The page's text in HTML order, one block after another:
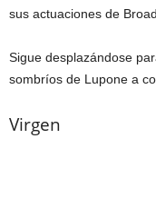
sus actuaciones de
Sigue desplazándose
sombríos de Lupone a
Virgen